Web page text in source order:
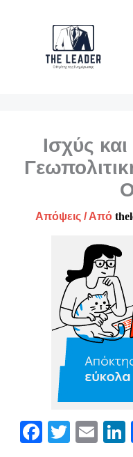
Ισχύς
Απόψεις/ Από
Fa T
E